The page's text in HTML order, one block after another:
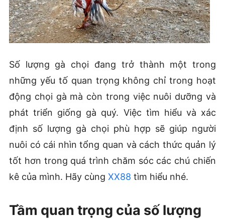
Số lượng gà chọi đang trở thành một trong
những yếu tố quan trọng không chỉ trong hoạt
động chọi gà mà còn trong việc nuôi dưỡng và
phát triển giống gà quý. Việc tìm hiểu và xác
định số lượng gà chọi phù hợp sẽ giúp người
nuôi có cái nhìn tổng quan và cách thức quản lý
tốt hơn trong quá trình chăm sóc các chú chiến
kê của mình. Hãy cùng XX88 tìm hiểu nhé.
Tầm quan trọng của số lượng